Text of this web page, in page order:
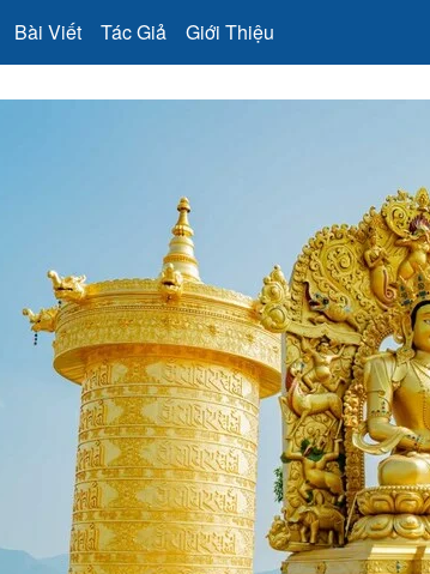
Bài Viết Tác Giả Giới Thiệu